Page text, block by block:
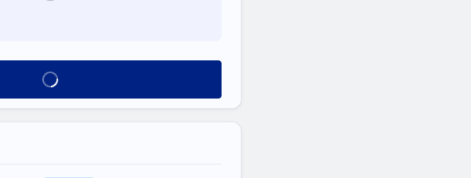
Κλείσε ραντεβού